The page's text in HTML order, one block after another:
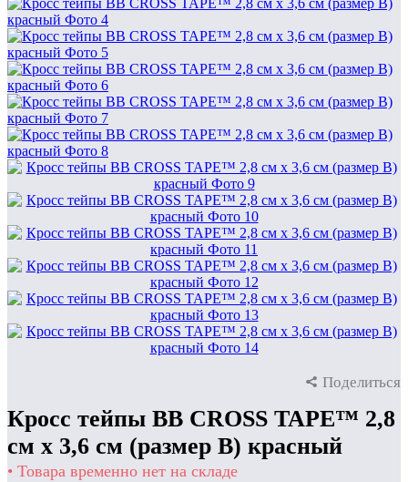
Поделиться
Кросс тейпы BB CROSS TAPE™ 2,8
см x 3,6 см (размер B) красный
• Товара временно нет на складе